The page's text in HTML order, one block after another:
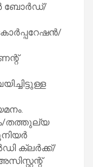
ബോര്‍ഡ്/
തത്തുല്യ
ക്ലര്‍ക്ക്/